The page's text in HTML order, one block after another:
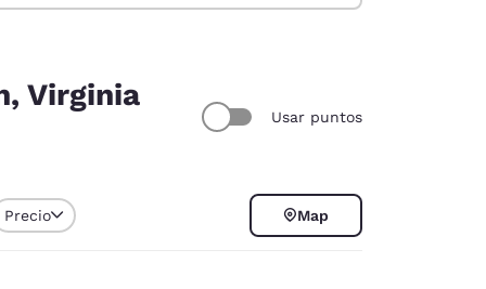
Virginia
Usar puntos
Precio Map